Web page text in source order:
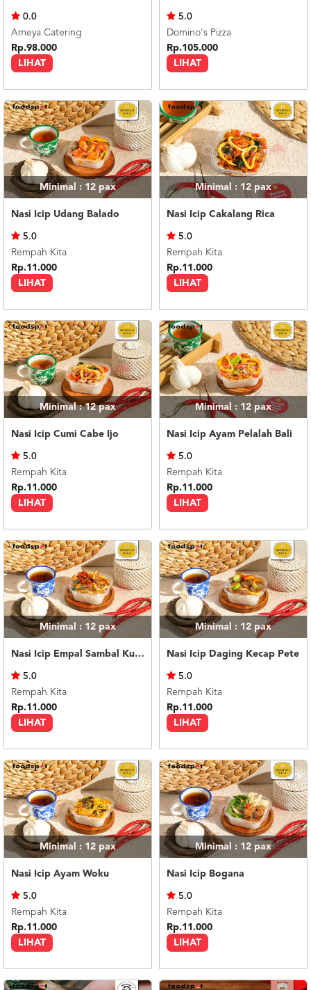
LIHAT
0.0
Ameya Catering
Rp.98.000
LIHAT
5.0
Domino's Pizza
Rp.105.000
Minimal : 12 pax
Nasi Icip Udang Balado
LIHAT
5.0
Rempah Kita
Rp.11.000
Minimal : 12 pax
Nasi Icip Cakalang Rica
LIHAT
5.0
Rempah Kita
Rp.11.000
Minimal : 12pax
Nasi Icip Cumi Cabe Ijo
LIHAT
5.0
Rempah Kita
Rp.11.000
Minimal : 12 pax
Nasi Icip Ayam Pelalah Bali
LIHAT
5.0
Rempah Kita
Rp.11.000
Minimal : 12 pax
Nasi Icip Empal Sambal Kutai
LIHAT
5.0
Rempah Kita
Rp.11.000
Minimal : 12 pax
Nasi Icip Daging Kecap Pete
LIHAT
5.0
Rempah Kita
Rp.11.000
Minimal : 12 pax
Nasi Icip Ayam Woku
LIHAT
5.0
Rempah Kita
Rp.11.000
Minimal : 12 pax
Nasi Icip Bogana
LIHAT
5.0
Rempah Kita
Rp.11.000